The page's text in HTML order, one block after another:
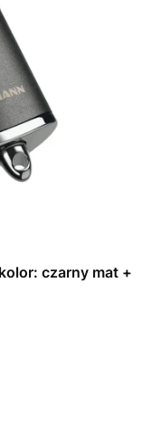
czarny mat +